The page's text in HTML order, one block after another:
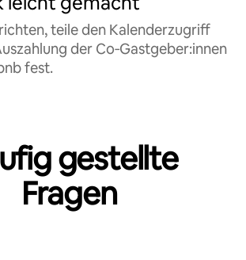
teile den Kalenderzugriff
der Co‑Gastgeber:innen
fest.
gestellte
Fragen